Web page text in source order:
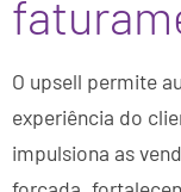
O upsell permite
experiência do
impulsiona as